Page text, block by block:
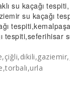
su kaçağı tespiti
su kaçağı
tespiti,kemalpaşa
tespiti,seferihisar